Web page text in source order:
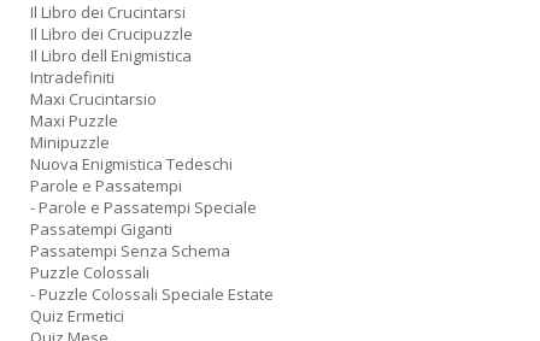
Il Libro dei Crucintarsi
Il Libro dei Crucipuzzle
Il Libro dell Enigmistica
Intradefiniti
Maxi Crucintarsio
Maxi Puzzle
Minipuzzle
Nuova Enigmistica Tedeschi
Parole e Passatempi
- Parole e Passatempi Speciale
Passatempi Giganti
Passatempi Senza Schema
Puzzle Colossali
- Puzzle Colossali Speciale Estate
Quiz Ermetici